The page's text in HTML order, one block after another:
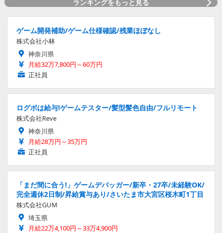
ランキングをもっと見る
ゲーム開発補助/ゲーム仕様確認/残業ほぼなし
株式会社小林
神奈川県
月給32万7,800円～60万円
正社員
ログボは給与!ゲームテスター/髪型髪色自由/フルリモート
株式会社Reve
神奈川県
月給28万円～35万円
正社員
「まだ間に合う!」ゲームデバッガー/新卒・27卒/未経験OK/
完全週休2日制/昇給賞与あり/さいたま市大宮区桜木町1丁目
株式会社GUM
埼玉県
月給22万4,100円～33万4,900円